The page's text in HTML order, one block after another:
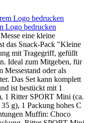
Logo bedrucken
eine kleine
das Snack-Pack "Kleine
mit Tragegriff, gefüllt
Ideal zum Mitgeben, für
Messestand oder als
Das Set kann komplett
ist bestückt mit 1
1 Ritter SPORT Mini (ca.
g), 1 Packung hohes C
Muffin: Choco